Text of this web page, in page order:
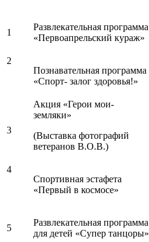
1
Развлекательная программа
«Первоапрельский кураж»
2
Познавательная программа
«Спорт- залог здоровья!»
3
Акция «Герои мои-
земляки»
(Выставка фотографий
ветеранов В.О.В.)
4
Спортивная эстафета
«Первый в космосе»
5
Развлекательная программа
для детей «Супер танцоры»